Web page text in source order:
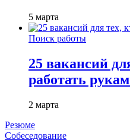
5 марта
Поиск работы
25 вакансий
работать
2 марта
Резюме
Собеседование